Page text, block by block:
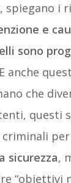
spiegano i
e
sono
anche
che
questi
criminali
sicurezza,
“obiettivi